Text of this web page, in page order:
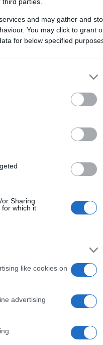
and may gather and
You may click to grant
for below specified
Sharing
which it
like cookies on
advertising
per
me,
e
I